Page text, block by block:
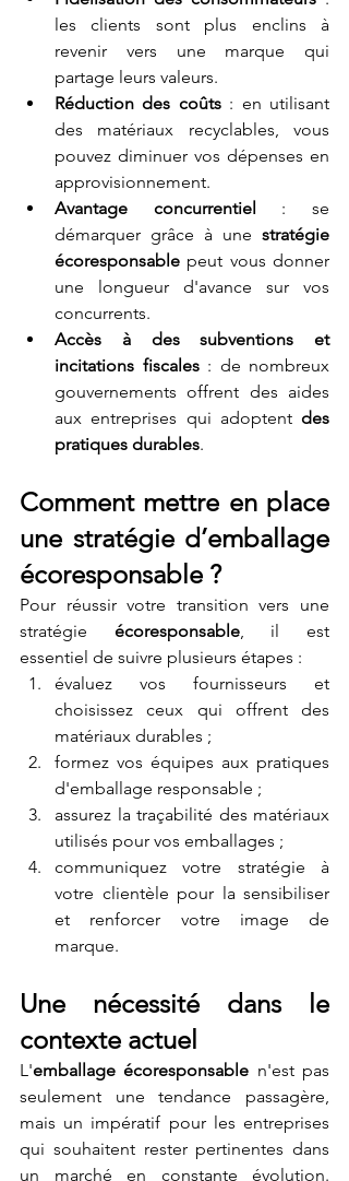
les clients sont plus enclins à
revenir vers une marque qui
partage leurs valeurs.
Réduction des coûts : en utilisant
des matériaux recyclables, vous
pouvez diminuer vos dépenses en
approvisionnement.
Avantage concurrentiel : se
démarquer grâce à une stratégie
écoresponsable peut vous donner
une longueur d'avance sur vos
concurrents.
Accès à des subventions et
incitations fiscales : de nombreux
gouvernements offrent des aides
aux entreprises qui adoptent des
pratiques durables.
Comment mettre en place
une stratégie d’emballage
écoresponsable ?
Pour réussir votre transition vers une
stratégie écoresponsable, il est
essentiel de suivre plusieurs étapes :
évaluez vos fournisseurs et
choisissez ceux qui offrent des
matériaux durables ;
formez vos équipes aux pratiques
d'emballage responsable ;
assurez la traçabilité des matériaux
utilisés pour vos emballages ;
communiquez votre stratégie à
votre clientèle pour la sensibiliser
et renforcer votre image de
marque.
Une nécessité dans le
contexte actuel
L'emballage écoresponsable n'est pas
seulement une tendance passagère,
mais un impératif pour les entreprises
qui souhaitent rester pertinentes dans
un marché en constante évolution.